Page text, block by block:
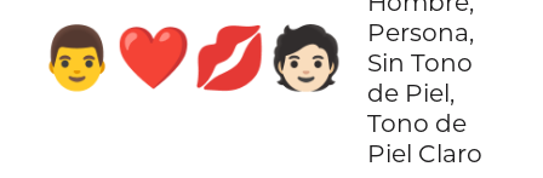
👨‍❤️‍💋‍🧑🏻
Persona,
Sin Tono
de Piel,
Tono de
Piel Claro